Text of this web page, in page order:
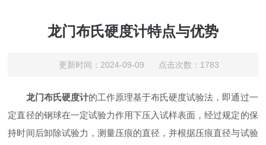
龙门布氏硬度计特点与优势
更新时间：2024-09-09 点击次数：1783
龙门布氏硬度计的工作原理基于布氏硬度试验法，即通过一
定直径的钢球在一定试验力作用下压入试样表面，经过规定的保
持时间后卸除试验力，测量压痕的直径，并根据压痕直径与试验